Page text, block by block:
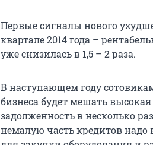
Первые сигналы нового
квартале 2014 года –
уже снизилась в 1,5 – 2 раза.
В наступающем году
бизнеса будет мешать
задолженность в несколько
немалую часть кредитов